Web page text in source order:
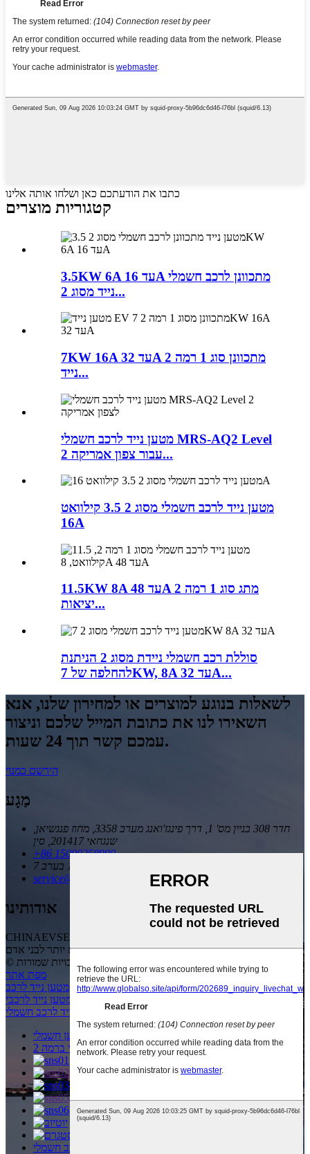
כתבו את הודעתכם כאן ושלחו אותה אלינו
קטגוריות מוצרים
3.5KW 6A עד 16A מתכוונן לרכב חשמלי
נייד מסוג 2...
7KW 16A עד 32A מתכוונן סוג 1 רמה 2
נייד...
מטען נייד לרכב חשמלי MRS-AQ2 Level
2 עבור צפון אמריקה...
מטען נייד לרכב חשמלי מסוג 2 3.5 קילוואט
16A
11.5KW 8A עד 48A מתג סוג 1 רמה 2
יציאות...
סוללת רכב חשמלי ניידת מסוג 2 הניתנת
להחלפה של 7KW, 8A עד 32A...
לשאלות בנוגע למוצרים או למחירון שלנו, אנא
השאירו לנו את כתובת המייל שלכם וניצור
עמכם קשר תוך 24 שעות.
הירשם כמנוי
מַגָע
חדר 308 בניין מס' 1, דרך פינגז'ואנג מערב 3358, מחוז פנגשיאן,
שנגחאי 201417, סין
+86 15000258990
service@chinaevse.com
אודותינו
CHINAEVSE תהיה מחויבת לחדשנות טכנולוגית כדי להפוך את כדור
הארץ לנקי וירוק יותר, ולהביא חיים טובים יותר לבני אדם!
מפת אתר
מטען נייד לרכב חשמלי ברמה 2 ,מטען נייד לרכב חשמלי
מטען נייד לרכב
מטען נייד לרכב חשמלי
יצרן מטען חשמלי
מטען חשמלי ברמה 2
מטען נייד לרכב חשמלי